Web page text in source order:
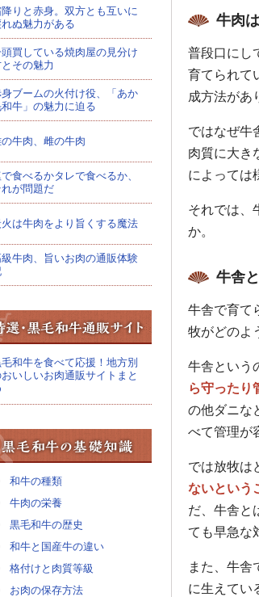
牛肉
普段口にし
育てられて
成方法があ
ではなぜ牛
肉質に大き
によっては
それでは、
か。
牛舎
牛舎で育て
牧がどのよ
牛舎という
ら守ったり
の他ダニな
べて管理が
では放牧は
ないという
だ、牛舎と
ても早急な
また、牛舎
に生えてい
りと赤身。双方とも互いに
ぬ魅力がある
買している焼肉屋の見分け
その魅力
ブームの火付け役、「あか
牛」の魅力に迫る
牛肉、雌の牛肉
食べるかタレで食べるか、
れが問題だ
は牛肉をより旨くする魔法
牛肉、旨いお肉の通販体験
和牛を食べて応援！地方別
いしいお肉通販サイトまと
和牛の種類
牛肉の栄養
黒毛和牛の歴史
和牛と国産牛の違い
格付けと肉質等級
お肉の保存方法